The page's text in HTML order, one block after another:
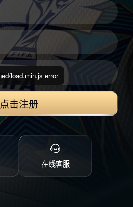
点击注册
在线客服
load.min.js error